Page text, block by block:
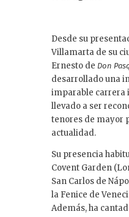
Desde su
Villamarta de su
Ernesto de Don
desarrollado una
imparable carrera
llevado a ser
tenores de mayor
actualidad.
Su presencia
Covent Garden
San Carlos de
la Fenice de
Además, ha